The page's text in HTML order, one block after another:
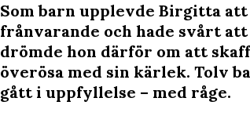
Som barn upplevde Birgitta att
frånvarande och hade svårt
drömde hon därför om att
överösa med sin kärlek. Tolv
gått i uppfyllelse – med råge.